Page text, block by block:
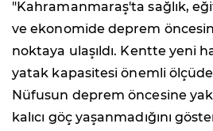
"Kahramanmaraş'ta sağlık,
ve ekonomide deprem
noktaya ulaşıldı. Kentte yeni
yatak kapasitesi önemli ölçüde
Nüfusun deprem öncesine
kalıcı göç yaşanmadığını